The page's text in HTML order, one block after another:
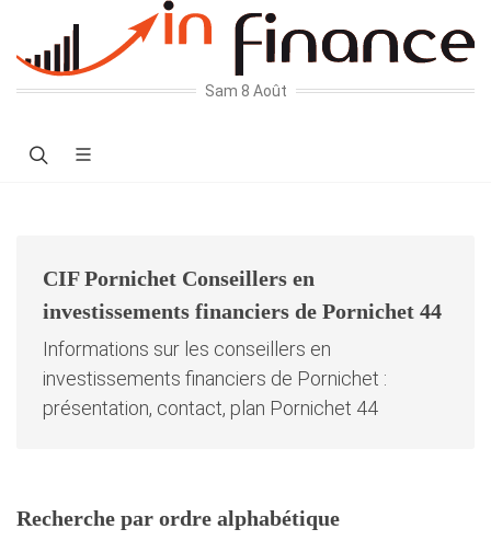
Sam 8 Août
CIF Pornichet Conseillers en
investissements financiers de Pornichet 44
Informations sur les conseillers en
investissements financiers de Pornichet :
présentation, contact, plan Pornichet 44
Recherche par ordre alphabétique